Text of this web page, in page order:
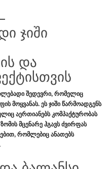
ჯიში
და
შედევრი, რომელიც
მოყვანას. ეს ჯიში წარმოადგენს
აერთიანებს კომპაქტურობას
მცენარე ჰგავს ძვირფას
რომლებიც ანათებს